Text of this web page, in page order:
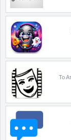
Το